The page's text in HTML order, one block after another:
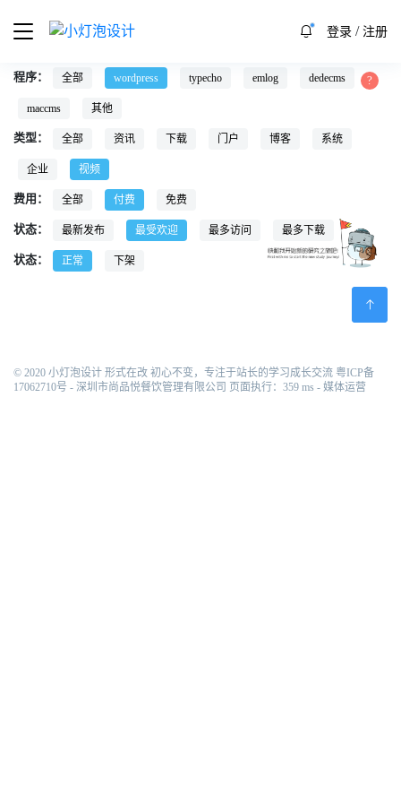
登录/ 注册
程序： 全部 wordpress typecho emlog dedecms
maccms 其他
类型： 全部 资讯 下载 门户 博客 系统
企业 视频
费用： 全部 付费 免费
状态： 最新发布 最受欢迎 最多访问 最多下载
状态： 正常 下架
© 2020 小灯泡设计 形式在改 初心不变，专注于站长的学习成长交流 粤ICP备
17062710号 - 深圳市尚品悦餐饮管理有限公司 页面执行：359 ms - 媒体运营